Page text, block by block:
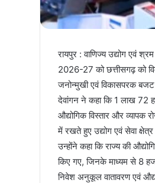
रायपुर : वाणिज्य उद्योग एवं
2026-27 को छत्तीसगढ़ को
जनोन्मुखी एवं विकासपरक बजट
देवांगन ने कहा कि 1 लाख 72
औद्योगिक विस्तार और व्यापक
में रखते हुए उद्योग एवं सेवा
उन्होंने कहा कि राज्य की
किए गए, जिनके माध्यम से 8
निवेश अनुकूल वातावरण एवं